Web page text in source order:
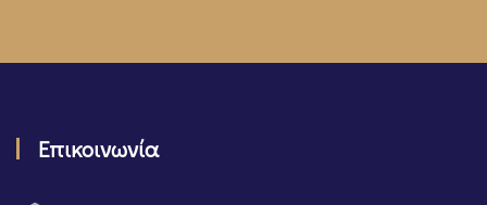
Επικοινωνία